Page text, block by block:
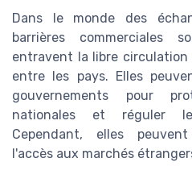
Dans le monde des
barrières commerciales
entravent la libre circulation
entre les pays. Elles
gouvernements pour
nationales et réguler
Cependant, elles
l'accès aux marchés